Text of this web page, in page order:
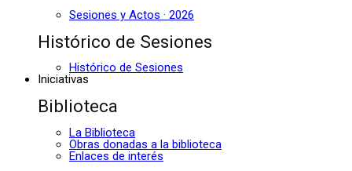
Sesiones y Actos · 2026
Histórico de Sesiones
Histórico de Sesiones
Iniciativas
Biblioteca
La Biblioteca
Obras donadas a la biblioteca
Enlaces de interés